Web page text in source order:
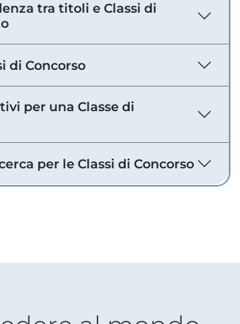
tra titoli e Classi di
di Concorso
per una Classe di
per le Classi di Concorso